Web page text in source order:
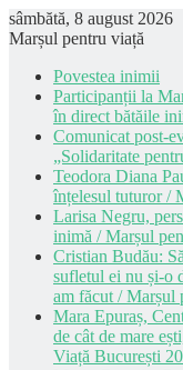
sâmbătă, 8 august 2026
Marșul pentru viață
Povestea inimii
Participanții la
în direct bătăile
Comunicat post-
„Solidaritate
Teodora Diana
înțelesul tuturor /
Larisa Negru,
inimă / Marșul
Cristian Budău:
sufletul ei nu și-o
am făcut / Marșul
Mara Epuraș,
de cât de mare
Viață București